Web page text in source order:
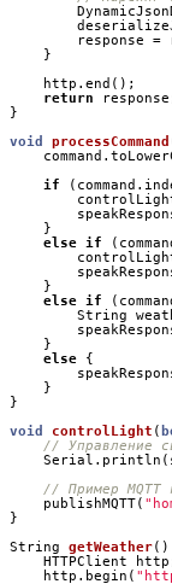
response
=
}
http . end ();
return
response
}
void
processCommand
command .
if
( command .
}
else
if (
}
else
if (
String
}
else
{
}
}
void
controlLight (
Serial . println (
publishMQTT(
}
String
getWeather()
HTTPClient
http
http . begin (